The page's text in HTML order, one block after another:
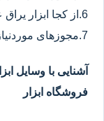
6.از کجا ابزار یراق عمده خریداری کنیم؟
7.مجوزهای موردنیاز ابزار یراق فروشی چیست؟
آشنایی با وسایل
فروشگاه ابزار